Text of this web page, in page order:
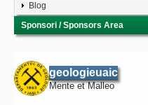
Blog
Sponsori / Sponsors Area
geologieuaic
Mente et Malleo